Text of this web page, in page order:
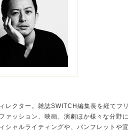
レクター。雑誌SWITCH編集長を経てフリ
ァッション、映画、演劇ほか様々な分野に
シャルライティングや、パンフレットや宣